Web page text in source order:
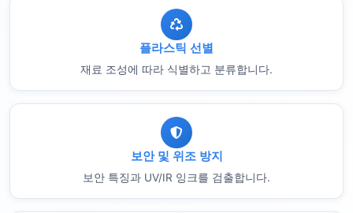
플라스틱 선별
재료 조성에 따라 식별하고 분류합니다.
보안 및 위조 방지
보안 특징과 UV/IR 잉크를 검출합니다.